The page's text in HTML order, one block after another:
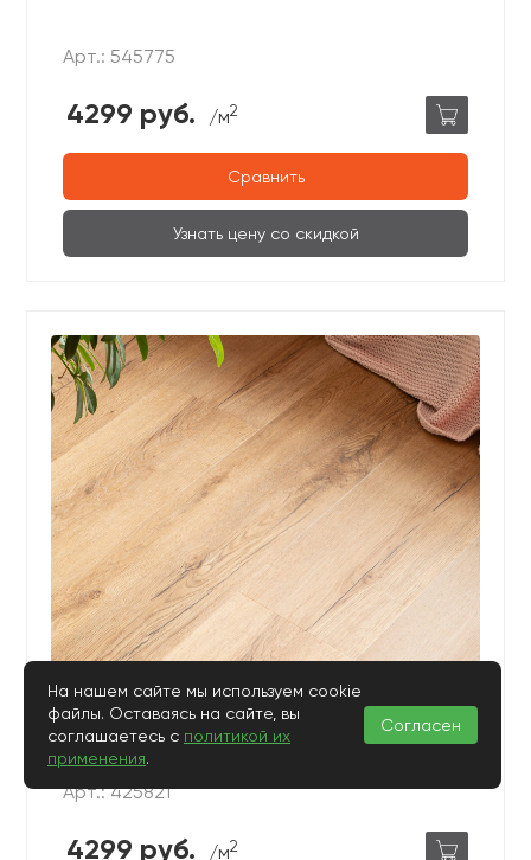
Арт.: 545775
4299 руб. /м2
Сравнить
Узнать цену со скидкой
Виниловый ламинат Vinilam Cork Premium 33951
Дуб Севилья
Арт.: 425821
4299 руб. /м2
На нашем сайте мы используем cookie
файлы. Оставаясь на сайте, вы
соглашаетесь с политикой их
применения.
Согласен